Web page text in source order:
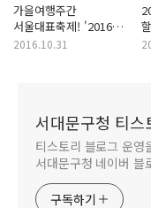
가을여행주간
서울대표축제! '2016
신촌 글로벌 페스타'
2016.10.31
서대문구청 티스
티스토리 블로그 운
서대문구청 네이버 블
구독하기